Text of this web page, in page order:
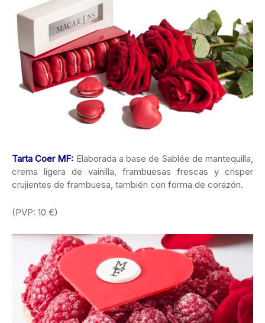
Tarta Coer MF: Elaborada a base de Sablée de mantequilla,
crema ligera de vainilla, frambuesas frescas y crisper
crujientes de frambuesa, también con forma de corazón.
(PVP: 10 €)